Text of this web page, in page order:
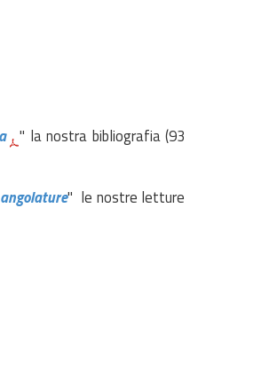
" la nostra bibliografia (93
" le nostre letture